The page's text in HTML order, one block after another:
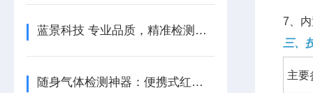
蓝景科技 专业品质，精准检测油气回收 —— 油气回收检测仪
随身气体检测神器：便携式红外分析仪
7、
三、
主要